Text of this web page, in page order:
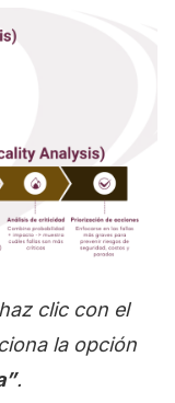
clic con el
la opción
.